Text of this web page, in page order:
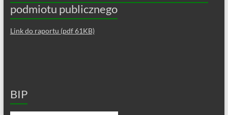
podmiotu publicznego
Link do raportu (pdf 61KB)
BIP